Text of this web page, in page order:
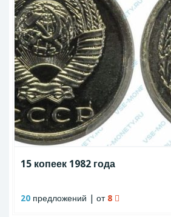
15 копеек 1982 года
20 предложений | от 8